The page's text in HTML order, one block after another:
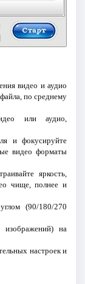
видео и аудио
по среднему
или аудио,
и фокусируйте
видео форматы
яркость,
чище, полнее и
(90/180/270
изображений) на
настроек и